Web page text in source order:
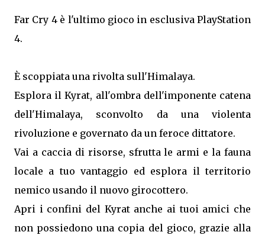
Far Cry 4 è l'ultimo gioco in esclusiva PlayStation
4.
È scoppiata una rivolta sull'Himalaya.
Esplora il Kyrat, all'ombra dell'imponente catena
dell'Himalaya, sconvolto da una violenta
rivoluzione e governato da un feroce dittatore.
Vai a caccia di risorse, sfrutta le armi e la fauna
locale a tuo vantaggio ed esplora il territorio
nemico usando il nuovo girocottero.
Apri i confini del Kyrat anche ai tuoi amici che
non possiedono una copia del gioco, grazie alla